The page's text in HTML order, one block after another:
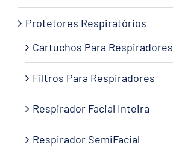
Protetores Respiratórios
Cartuchos Para Respiradores
Filtros Para Respiradores
Respirador Facial Inteira
Respirador SemiFacial